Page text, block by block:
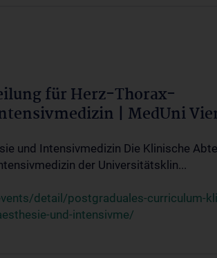
für Herz-Thorax-
| MedUni
und Intensivmedizin Die Klinische
der Universitätsklin...
detail/postgraduales-curriculum-
und-intensivme/